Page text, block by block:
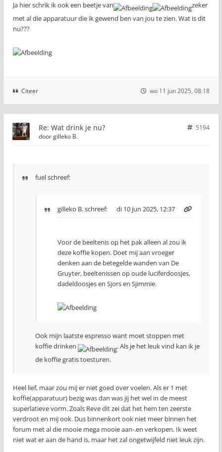
Ja hier schrik ik ook een beetje van
zeker
met al die apparatuur die ik gewend ben van jou te zien. Wat is dit
nu???
Citeer wo 11 jun 2025, 08:18
Re: Wat drink je nu?
5194
doorgilleko B.
fuel schreef:
gilleko B.schreef: di 10 jun 2025, 12:37
Voor de beeltenis op het pak alleen al zou ik
deze koffie kopen. Doet mij aan vroeger
denken aan de betegelde wanden van De
Gruyter, beeltenissen op oude luciferdoosjes,
dadeldoosjes en Sjors en Sjimmie.
Ook mijn laatste espresso want moet stoppen met
koffie drinken
. Als je het leuk vind kan ik je
de koffie gratis toesturen.
Heel lief, maar zou mij er niet goed over voelen. Als er 1 met
koffie(apparatuur) bezig was dan was jij het wel in de meest
superlatieve vorm. Zoals Reve dit zei dat het hem ten zeerste
verdroot en mij ook. Dus binnenkort ook niet meer binnen het
forum met al die mooie mega mooie aan-.en verkopen. Ik weet
niet wat er aan de hand is, maar het zal ongetwijfeld niet leuk zijn.